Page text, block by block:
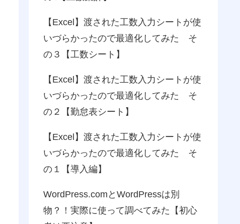
【Excel】渡された工数入力シートが使
いづらかったので最適化してみた そ
の３【工数シート】
【Excel】渡された工数入力シートが使
いづらかったので最適化してみた そ
の２【勤怠表シート】
【Excel】渡された工数入力シートが使
いづらかったので最適化してみた そ
の１【導入編】
WordPress.comとWordPressは別
物？！実際に使って調べてみた【初心